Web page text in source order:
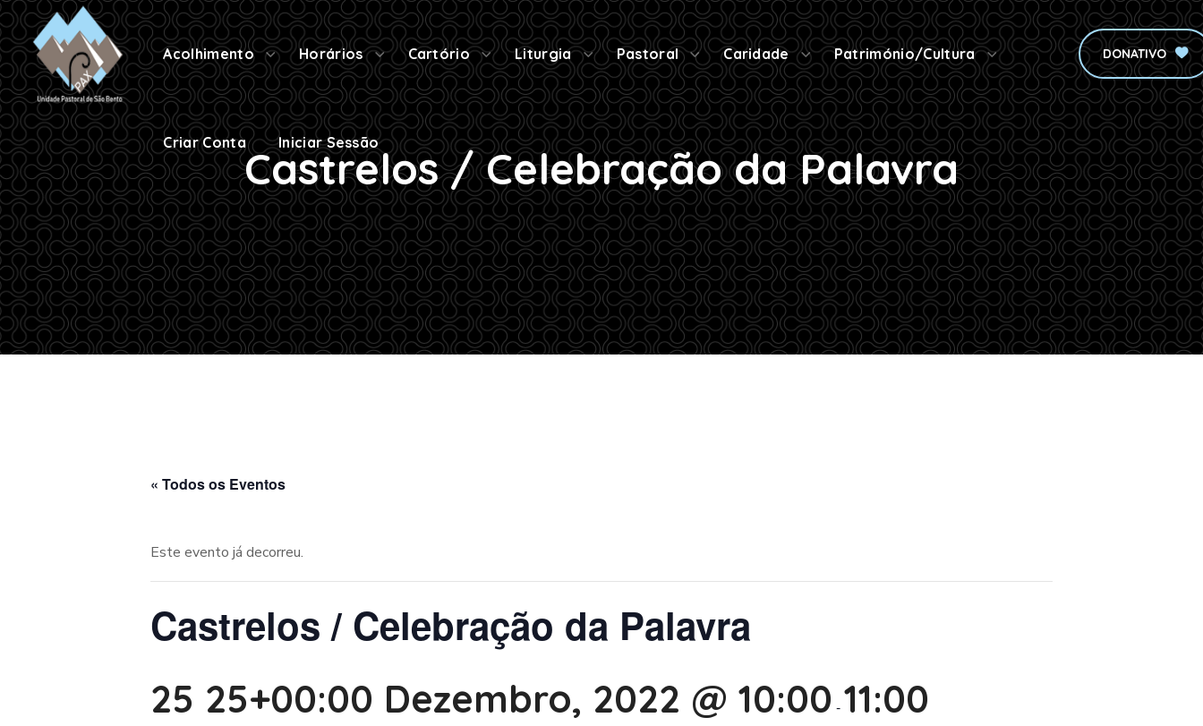
Acolhimento Horários Cartório Liturgia Pastoral Caridade Património/Cultura
Criar Conta Iniciar Sessão
DONATIVO
Criar Conta Iniciar Sessão
Castrelos / Celebração da Palavra
« Todos os Eventos
Este evento já decorreu.
Castrelos / Celebração da Palavra
25 25+00:00 Dezembro, 2022 @ 10:00 -11:00